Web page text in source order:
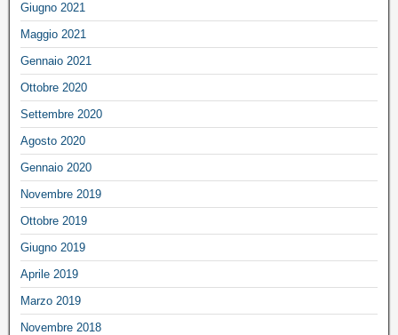
Giugno 2021
Maggio 2021
Gennaio 2021
Ottobre 2020
Settembre 2020
Agosto 2020
Gennaio 2020
Novembre 2019
Ottobre 2019
Giugno 2019
Aprile 2019
Marzo 2019
Novembre 2018